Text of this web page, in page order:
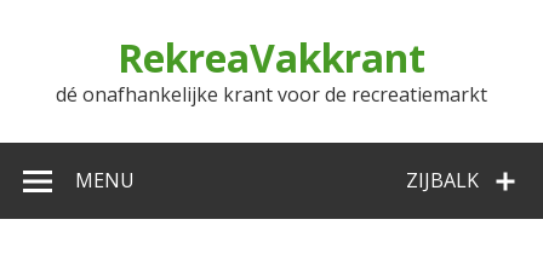
RekreaVakkrant
dé onafhankelijke krant voor de recreatiemarkt
ZIJBALK
MENU